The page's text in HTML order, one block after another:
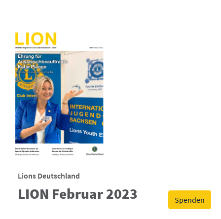
Spenden
Lions Deutschland
LION Februar 2023